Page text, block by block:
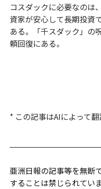
コスダックに必要なのは
資家が安心して長期投資
ある。「千スダック」の
頼回復にある。
* この記事はAIによって翻
亜洲日報の記事等を無断
することは禁じられていま